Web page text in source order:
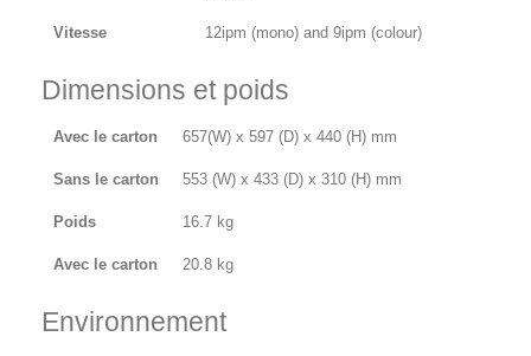
Vitesse 12ipm (mono) and 9ipm (colour)
Dimensions et poids
Avec le carton 657(W) x 597 (D) x 440 (H) mm
Sans le carton 553 (W) x 433 (D) x 310 (H) mm
Poids 16.7 kg
Avec le carton 20.8 kg
Environnement